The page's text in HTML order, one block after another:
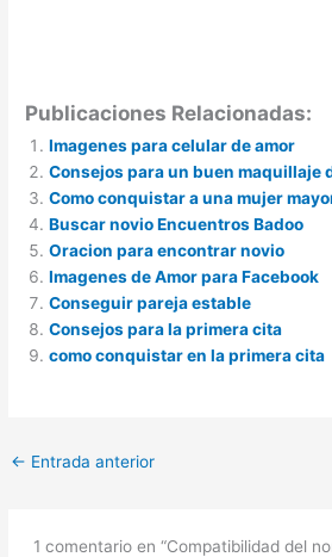
Publicaciones Relacionadas:
Imagenes para celular de amor
Consejos para un buen maquillaje
Como conquistar a una mujer
Buscar novio Encuentros Badoo
Oracion para encontrar novio
Imagenes de Amor para Facebook
Conseguir pareja estable
Consejos para la primera cita
como conquistar en la primera cita
← Entrada anterior
1 comentario en “Compatibilidad del